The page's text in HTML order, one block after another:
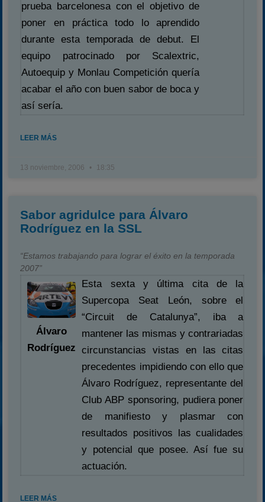
prueba barcelonesa con el objetivo de
poner en práctica todo lo aprendido
durante esta temporada de debut. El
equipo patrocinado por Scalextric,
Autoequip y Monlau Competición quería
acabar el año con buen sabor de boca y
así sería.
LEER MÁS
13 noviembre, 2006 18:35
Sabor agridulce para Álvaro
Rodríguez en la SSL
“Estamos trabajando para lograr el éxito en la temporada
2007”
Álvaro
Rodríguez
Esta sexta y última cita de la
Supercopa Seat León, sobre el
“Circuit de Catalunya”, iba a
mantener las mismas y contrariadas
circunstancias vistas en las citas
precedentes impidiendo con ello que
Álvaro Rodríguez, representante del
Club ABP sponsoring, pudiera poner
de manifiesto y plasmar con
resultados positivos las cualidades
y potencial que posee. Así fue su
actuación.
LEER MÁS